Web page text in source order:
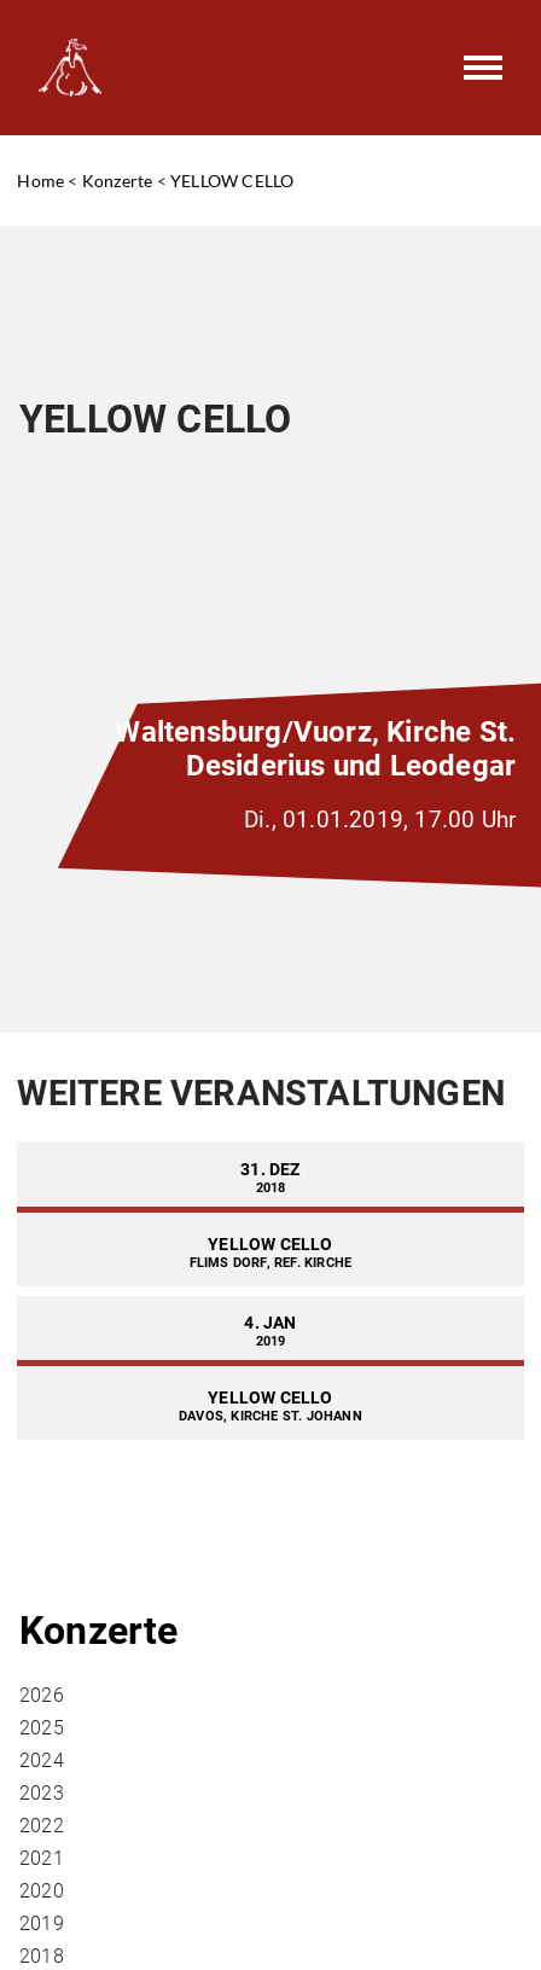
Home < Konzerte <YELLOW CELLO
YELLOW CELLO
Waltensburg/Vuorz, Kirche St.
Desiderius und Leodegar
Di., 01.01.2019, 17.00 Uhr
WEITERE VERANSTALTUNGEN
31. DEZ
2018
YELLOW CELLO
FLIMS DORF, REF. KIRCHE
4. JAN
2019
YELLOW CELLO
DAVOS, KIRCHE ST. JOHANN
Konzerte
2026
2025
2024
2023
2022
2021
2020
2019
2018